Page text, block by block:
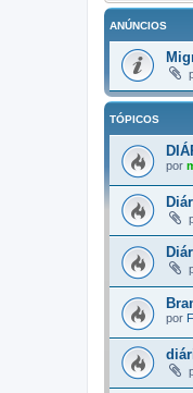
ANÚNCIOS
TÓPICOS
por
por